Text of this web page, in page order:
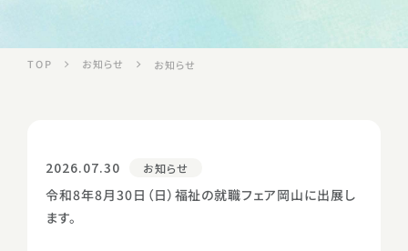
TOP お知らせ お知らせ
2026.07.30 お知らせ
令和8年8月30日（日）福祉の就職フェア岡山に出展し
ます。